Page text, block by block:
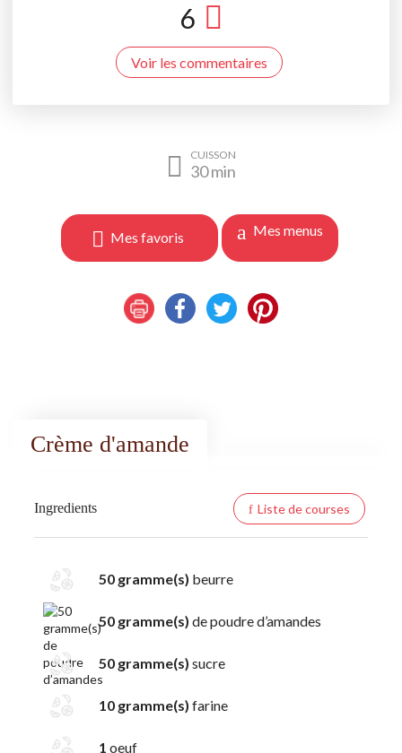
6
Voir les commentaires
CUISSON
30min
Mes favoris Mes menus
Crème d'amande
Ingredients Liste de courses
50 gramme(s) beurre
50 gramme(s) de poudre d’amandes
50 gramme(s) sucre
10 gramme(s) farine
1 oeuf